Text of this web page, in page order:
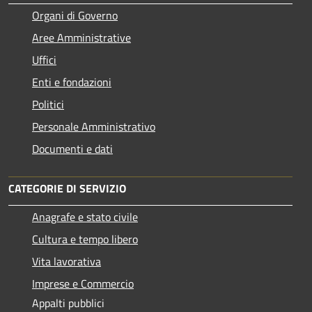
Organi di Governo
Aree Amministrative
Uffici
Enti e fondazioni
Politici
Personale Amministrativo
Documenti e dati
CATEGORIE DI SERVIZIO
Anagrafe e stato civile
Cultura e tempo libero
Vita lavorativa
Imprese e Commercio
Appalti pubblici